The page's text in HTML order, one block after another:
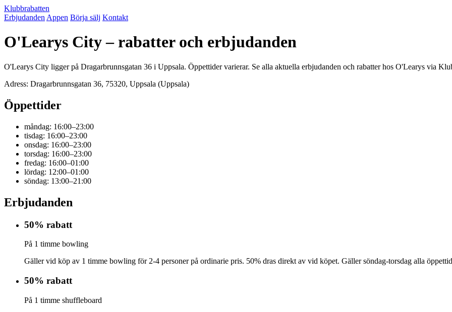
Klubbrabatten
Erbjudanden Appen Börja sälj Kontakt
O'Learys City – rabatter och erbjudanden
O'Learys City ligger på Dragarbrunnsgatan 36 i Uppsala. Öppettider varierar. Se alla aktuella erbjudanden och rabatter hos O'Learys via
Adress: Dragarbrunnsgatan 36, 75320, Uppsala (Uppsala)
Öppettider
måndag: 16:00–23:00
tisdag: 16:00–23:00
onsdag: 16:00–23:00
torsdag: 16:00–23:00
fredag: 16:00–01:00
lördag: 12:00–01:00
söndag: 13:00–21:00
Erbjudanden
50% rabatt
På 1 timme bowling
Gäller vid köp av 1 timme bowling för 2-4 personer på ordinarie pris. 50% dras direkt av vid köpet. Gäller söndag-torsdag alla
50% rabatt
På 1 timme shuffleboard